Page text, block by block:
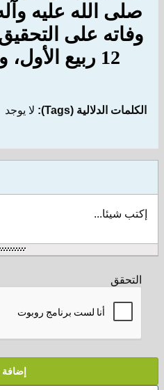
صلى الله عليه
وفاته على
12 ربيع الأول، وتبيَّن أنه خطأ.
الكلمات الدلالية (Tags): لا يوجد
إكتب شيئا...
التحقق
إضافة رد